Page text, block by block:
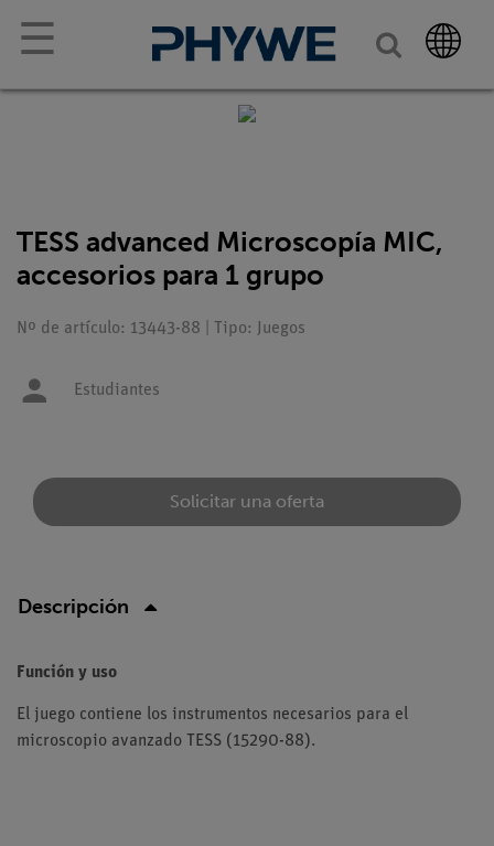
☰
TESS advanced Microscopía MIC,
accesorios para 1 grupo
Nº de artículo: 13443-88 | Tipo: Juegos
Estudiantes
Solicitar una oferta
Descripción
Función y uso
El juego contiene los instrumentos necesarios para el
microscopio avanzado TESS (15290-88).